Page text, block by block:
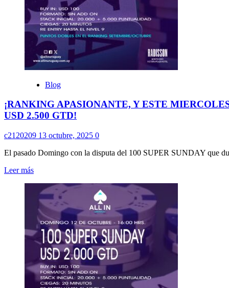
LA
SEMANA
CUP,
SE
JUEGA
LA
FECHA
DE
EN
RADISSON
UN
Blog
¡RANKING APASIONANTE, Y ESTE
USD 2.500 GTD!
c2120209 13 octubre, 2025 0
El pasado Domingo con la disputa del 100 SUPER SUNDAY que
Leer másLeer
sobre
¡RANKING
APASIONANTE,
Y
ESTE
MIERCOLES
SE
JUEGA
LA
FECHA
#14